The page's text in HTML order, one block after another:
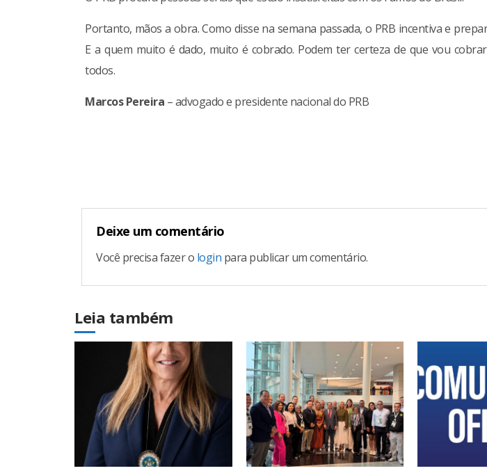
Portanto, mãos a obra. Como disse na semana passada, o PRB incentiva e
E a quem muito é dado, muito é cobrado. Podem ter certeza de que vou
todos.
Marcos Pereira – advogado e presidente nacional do PRB
Deixe um comentário
Você precisa fazer o login para publicar um comentário.
Leia também